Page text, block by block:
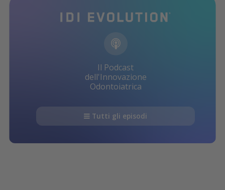
Il Podcast
dell'Innovazione
Odontoiatrica
Tutti gli episodi